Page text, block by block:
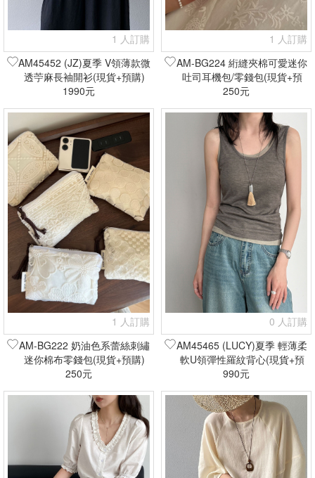
1 人訂購
AM45452 (JZ)夏季 V領薄款微
透苧麻長袖開衫(現貨+預購)
1990元
1 人訂購
AM-BG224 絎縫夾棉可愛迷你
吐司耳機包/零錢包(現貨+預
購)
250元
1 人訂購
AM-BG222 奶油色系蕾絲刺繡
迷你棉布零錢包(現貨+預購)
250元
0 人訂購
AM45465 (LUCY)夏季 輕薄柔
軟U領彈性羅紋背心(現貨+預
購)
990元